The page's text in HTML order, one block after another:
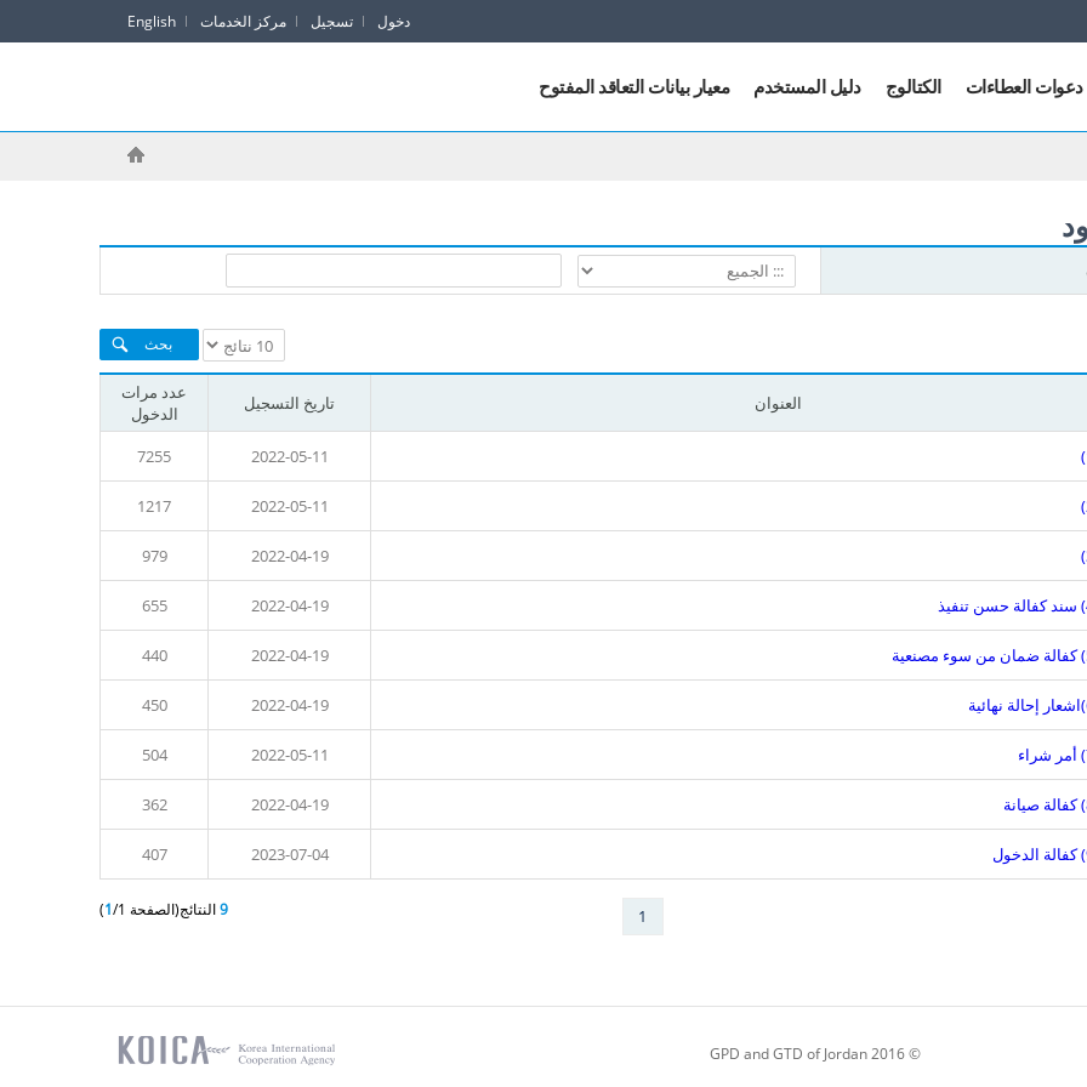
دخول تسجيل مركز الخدمات English
دعوات العطاءات الكتالوج دليل المستخدم معيار بيانات التعاقد المفتوح
home
العنوان تاريخ التسجيل
عدد مرات
الدخول
2022-05-11
7255
2022-05-11
1217
2022-04-19
979
2022-04-19
655
2022-04-19
440
2022-04-19
450
2022-05-11
504
2022-04-19
362
2023-07-04
407
1
9النتائج(الصفحة 1/1)
koica © 2016 GPD and GTD of Jordan